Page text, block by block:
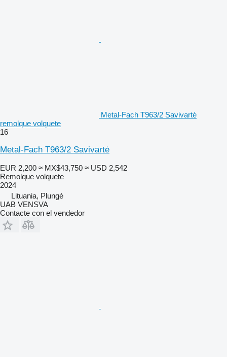
Metal-Fach T963/2 Savivartė
remolque volquete
16
Metal-Fach T963/2 Savivartė
EUR 2,200 ≈ MX$43,750 ≈ USD 2,542
Remolque volquete
2024
Lituania, Plungė
UAB VENSVA
Contacte con el vendedor